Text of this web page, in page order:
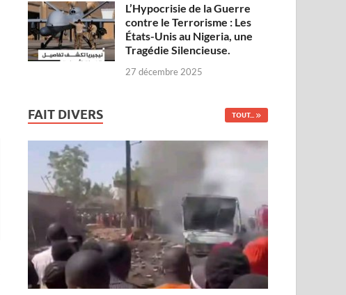
L’Hypocrisie de la Guerre
contre le Terrorisme : Les
États-Unis au Nigeria, une
Tragédie Silencieuse.
27 décembre 2025
FAIT DIVERS TOUT...